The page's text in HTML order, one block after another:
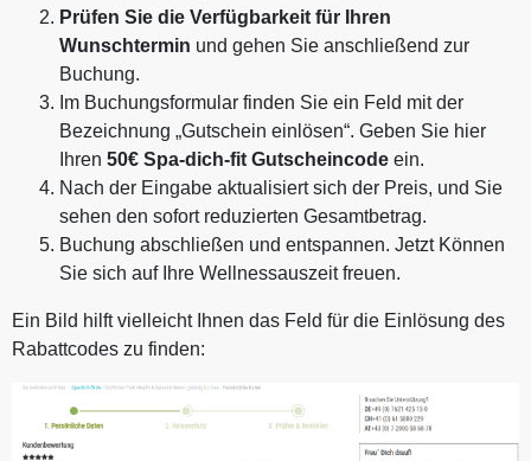
Prüfen Sie die Verfügbarkeit für Ihren
Wunschtermin und gehen Sie anschließend zur
Buchung.
Im Buchungsformular finden Sie ein Feld mit der
Bezeichnung „Gutschein einlösen“. Geben Sie hier
Ihren 50€ Spa-dich-fit Gutscheincode ein.
Nach der Eingabe aktualisiert sich der Preis, und Sie
sehen den sofort reduzierten Gesamtbetrag.
Buchung abschließen und entspannen. Jetzt Können
Sie sich auf Ihre Wellnessauszeit freuen.
Ein Bild hilft vielleicht Ihnen das Feld für die Einlösung des
Rabattcodes zu finden: